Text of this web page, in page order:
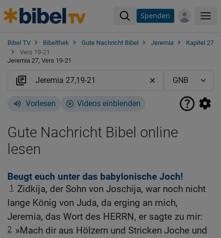
Spenden
Bibel TV Bibelthek Gute Nachricht Bibel Jeremia
Kapitel 27
Vers 19-21
Jeremia 27, Vers 19-21
Vorlesen Videos einblenden
Gute Nachricht Bibel online
lesen
Beugt euch unter das babylonische Joch!
1
Zidkija, der Sohn von Joschija, war noch nicht
lange König von Juda, da erging an mich,
Jeremia, das Wort des HERRN, er sagte zu mir:
2 »Mach dir aus Hölzern und Stricken Joche und